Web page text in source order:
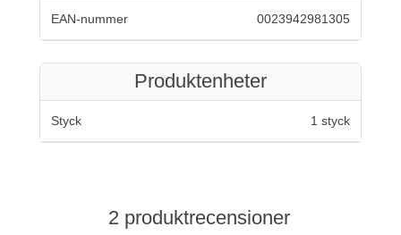
EAN-nummer 0023942981305
Produktenheter
Styck 1 styck
2 produktrecensioner